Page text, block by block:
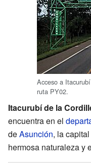
Acceso a
ruta PY02.
Itacurubí de la
encuentra en el
deAsunción, la
hermosa naturaleza y